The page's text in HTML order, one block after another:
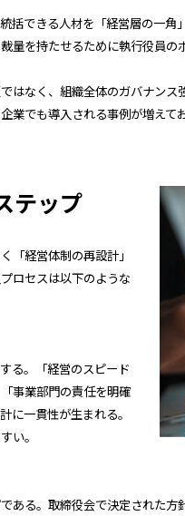
括できる人材を「経営層の一
を持たせるために執行役員の
はなく、組織全体のガバナン
でも導入される事例が増えて
テップ
「経営体制の再設計」
ロセスは以下のような
る。「経営のスピード
事業部門の責任を明確
に一貫性が生まれる。
い。
ある。取締役会で決定された